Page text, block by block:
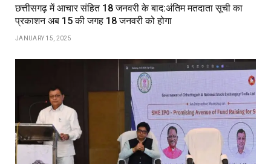
छत्तीसगढ़ में आचार संहित 18 जनवरी के बाद:अंतिम मतदाता सूची का
प्रकाशन अब 15 की जगह 18 जनवरी को होगा
JANUARY 15, 2025